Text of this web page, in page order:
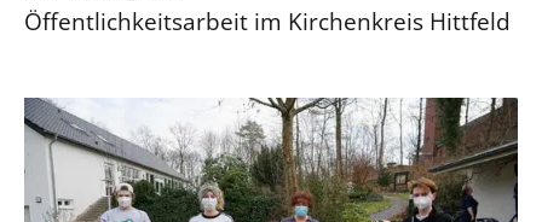
Öffentlichkeitsarbeit im Kirchenkreis Hittfeld